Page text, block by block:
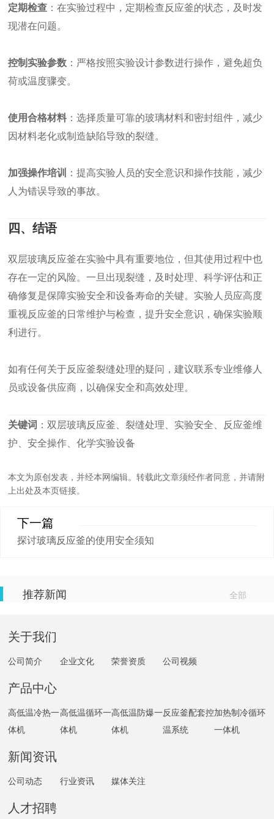
定期检查 ：在实验过程中，定期检查反应釜的状态，及时发
现潜在问题。
控制实验参数 ：严格按照实验设计参数进行操作，避免超负
荷或温度骤变。
使用合格材料 ：选择质量可靠的玻璃材料和密封组件，减少
因材料老化或制造缺陷导致的裂缝。
加强操作培训 ：提高实验人员的安全意识和操作技能，减少
人为错误导致的事故。
四、结语
双层玻璃反应釜在实验中具有重要地位，但其使用过程中也
存在一定的风险。一旦出现裂缝，及时处理、科学评估和正
确修复是保障实验安全和设备寿命的关键。实验人员应高度
重视反应釜的日常维护与检查，提升安全意识，确保实验顺
利进行。
如有任何关于反应釜裂缝处理的疑问，建议联系专业维修人
员或设备供应商，以确保安全和高效处理。
关键词 ：双层玻璃反应釜、裂缝处理、实验安全、反应釜维
护、安全操作、化学实验设备
本文为原创发表，并经本网编辑。转载此文章须经作者同意，并请附
上出处及本页链接。
下一篇
探讨玻璃反应釜的使用安全须知
推荐新闻 全部
关于我们
公司简介 企业文化 荣誉资质 公司视频
产品中心
高低温冷热一
体机
高低温循环一
体机
高低温防爆一
体机
反应釜配套控
温系统
加热制冷循环
一体机
新闻资讯
公司动态 行业资讯 媒体关注
人才招聘